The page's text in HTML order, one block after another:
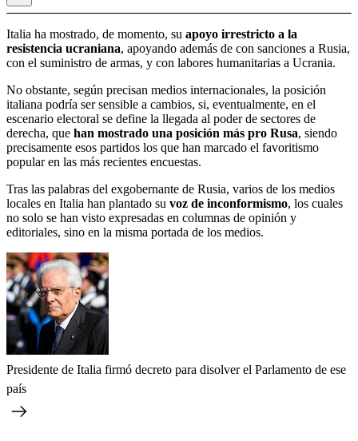
Italia ha mostrado, de momento, su apoyo irrestricto a la
resistencia ucraniana, apoyando además de con sanciones a Rusia,
con el suministro de armas, y con labores humanitarias a Ucrania.
No obstante, según precisan medios internacionales, la posición
italiana podría ser sensible a cambios, si, eventualmente, en el
escenario electoral se define la llegada al poder de sectores de
derecha, que han mostrado una posición más pro Rusa, siendo
precisamente esos partidos los que han marcado el favoritismo
popular en las más recientes encuestas.
Tras las palabras del exgobernante de Rusia, varios de los medios
locales en Italia han plantado su voz de inconformismo, los cuales
no solo se han visto expresadas en columnas de opinión y
editoriales, sino en la misma portada de los medios.
Presidente de Italia firmó decreto para disolver el Parlamento de ese
país